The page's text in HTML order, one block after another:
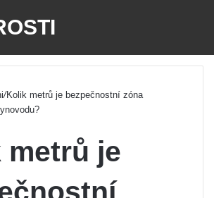
/Kolik metrů je bezpečnostní zóna
metrů je